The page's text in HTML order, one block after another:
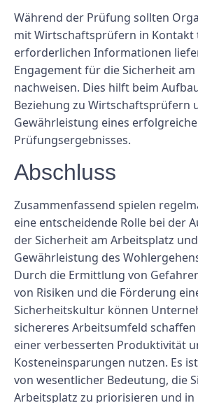
Während der Prüfung sollten
mit Wirtschaftsprüfern in Kontakt
erforderlichen Informationen
Engagement für die Sicherheit
nachweisen. Dies hilft beim
Beziehung zu Wirtschaftsprüfern
Gewährleistung eines
Prüfungsergebnisses.
Abschluss
Zusammenfassend spielen
eine entscheidende Rolle bei der
der Sicherheit am Arbeitsplatz
Gewährleistung des
Durch die Ermittlung von
von Risiken und die Förderung
Sicherheitskultur können
sichereres Arbeitsumfeld
einer verbesserten Produktivität
Kosteneinsparungen nutzen. Es
von wesentlicher Bedeutung, die
Arbeitsplatz zu priorisieren und